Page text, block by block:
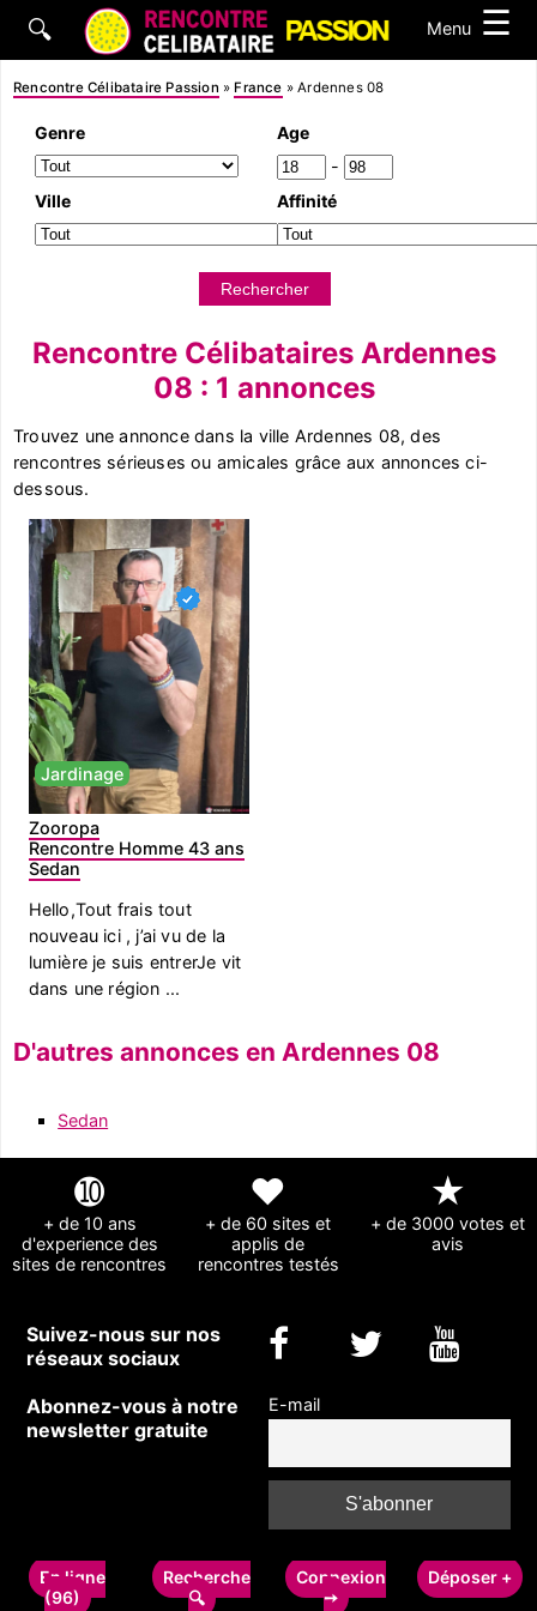
🔍 Menu ☰
Rencontre Célibataire Passion » France »Ardennes 08
Genre
Age
-
Ville
Affinité
Rencontre Célibataires Ardennes
08 : 1 annonces
Trouvez une annonce dans la ville Ardennes 08, des
rencontres sérieuses ou amicales grâce aux annonces ci-
dessous.
Jardinage
Zooropa
Rencontre Homme 43 ans
Sedan
Hello,Tout frais tout
nouveau ici , j’ai vu de la
lumière je suis entrerJe vit
dans une région ...
D'autres annonces en Ardennes 08
Sedan
➓
+ de 10 ans
d'experience des
sites de rencontres
❤
+ de 60 sites et
applis de
rencontres testés
★
+ de 3000 votes et
avis
Suivez-nous sur nos
réseaux sociaux
Abonnez-vous à notre
newsletter gratuite
E-mail
Copyright © 2011-2024 rencontrecelibataire-fr.com - Guide des sites de
rencontres
pour célibataires
Formulaire de contact A propos et mentions légales
En ligne
(96)
Recherche
🔍
Connexion
➙
Déposer +